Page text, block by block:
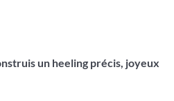
un heeling précis, joyeux